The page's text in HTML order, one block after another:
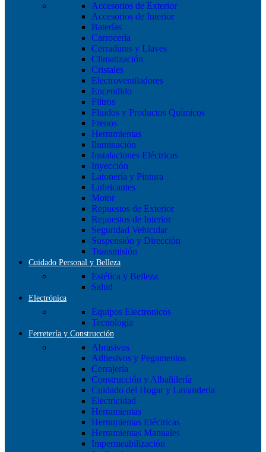
Accesorios de Exterior
Accesorios de Interior
Baterías
Carrocería
Cerraduras y Llaves
Climatización
Cristales
Electroventiladores
Encendido
Filtros
Fluídos y Productos Químicos
Frenos
Herramientas
Iluminación
Instalaciones Eléctricas
Inyección
Latonería y Pintura
Lubricantes
Motor
Repuestos de Exterior
Repuestos de Interior
Seguridad Vehicular
Suspensión y Dirección
Transmisión
Cuidado Personal y Belleza
Estética y Belleza
Salud
Electrónica
Equipos Electronicos
Tecnologia
Ferretería y Construcción
Abrasivos
Adhesivos y Pegamentos
Cerrajería
Construcción y Albañilería
Cuidado del Hogar y Lavanderia
Electricidad
Herramientas
Herramientas Eléctricas
Herramientas Manuales
Impermeabilización